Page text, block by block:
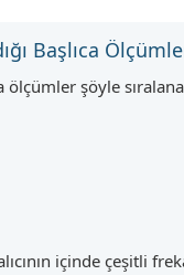
Başlıca
ölçümler şöyle
içinde çeşitli